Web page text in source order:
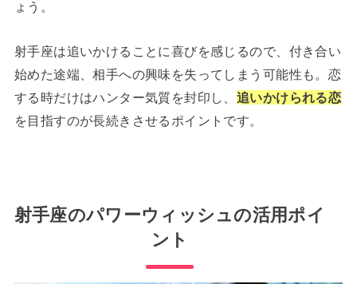
ょう。
射手座は追いかけることに喜びを感じるので、付き合い
始めた途端、相手への興味を失ってしまう可能性も。恋
する時だけはハンター気質を封印し、 追いかけられる恋
を目指すのが長続きさせるポイントです。
射手座のパワーウィッシュの活用ポイ
ント